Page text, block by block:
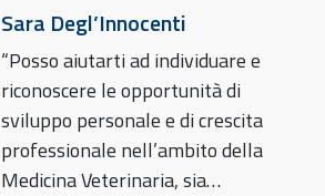
Sara Degl’Innocenti
“Posso aiutarti ad individuare e
riconoscere le opportunità di
sviluppo personale e di crescita
professionale nell’ambito della
Medicina Veterinaria, sia…